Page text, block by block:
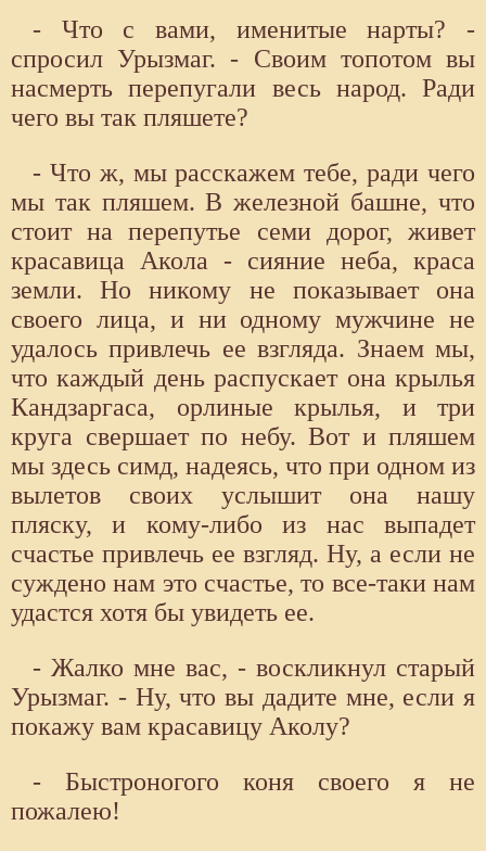
- Что с вами, именитые нарты? -
спросил Урызмаг. - Своим топотом вы
насмерть перепугали весь народ. Ради
чего вы так пляшете?
- Что ж, мы расскажем тебе, ради чего
мы так пляшем. В железной башне, что
стоит на перепутье семи дорог, живет
красавица Акола - сияние неба, краса
земли. Но никому не показывает она
своего лица, и ни одному мужчине не
удалось привлечь ее взгляда. Знаем мы,
что каждый день распускает она крылья
Кандзаргаса, орлиные крылья, и три
круга свершает по небу. Вот и пляшем
мы здесь симд, надеясь, что при одном из
вылетов своих услышит она нашу
пляску, и кому-либо из нас выпадет
счастье привлечь ее взгляд. Ну, а если не
суждено нам это счастье, то все-таки нам
удастся хотя бы увидеть ее.
- Жалко мне вас, - воскликнул старый
Урызмаг. - Ну, что вы дадите мне, если я
покажу вам красавицу Аколу?
- Быстроногого коня своего я не
пожалею!